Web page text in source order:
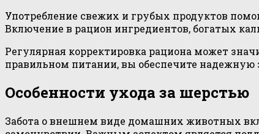
Употребление свежих и грубых продуктов
Включение в рацион ингредиентов, богатых
Регулярная корректировка рациона может
правильном питании, вы обеспечите
Особенности ухода за шерстью
Забота о внешнем виде домашних животных